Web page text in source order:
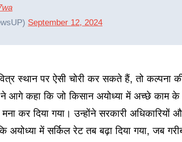
September 12, 2024
स्थान पर ऐसी चोरी कर सकते हैं, तो कल्पना
ने आगे कहा कि जो किसान अयोध्या में अच्छे काम
कर दिया गया। उन्होंने सरकारी अधिकारियों
अयोध्या में सर्किल रेट तब बढ़ा दिया गया, जब